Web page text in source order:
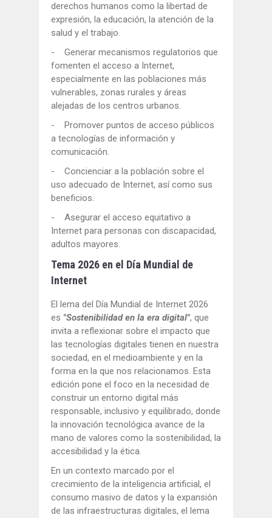
derechos humanos como la libertad de
expresión, la educación, la atención de la
salud y el trabajo.
- Generar mecanismos regulatorios que
fomenten el acceso a Internet,
especialmente en las poblaciones más
vulnerables, zonas rurales y áreas
alejadas de los centros urbanos.
- Promover puntos de acceso públicos
a tecnologías de información y
comunicación.
- Concienciar a la población sobre el
uso adecuado de Internet, así como sus
beneficios.
- Asegurar el acceso equitativo a
Internet para personas con discapacidad,
adultos mayores.
Tema 2026 en el Día Mundial de
Internet
El lema del Día Mundial de Internet 2026
es "Sostenibilidad en la era digital", que
invita a reflexionar sobre el impacto que
las tecnologías digitales tienen en nuestra
sociedad, en el medioambiente y en la
forma en la que nos relacionamos. Esta
edición pone el foco en la necesidad de
construir un entorno digital más
responsable, inclusivo y equilibrado, donde
la innovación tecnológica avance de la
mano de valores como la sostenibilidad, la
accesibilidad y la ética.
En un contexto marcado por el
crecimiento de la inteligencia artificial, el
consumo masivo de datos y la expansión
de las infraestructuras digitales, el lema